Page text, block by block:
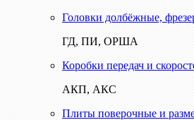
Головки долбёжные,
ГД, ПИ, ОРША
Коробки передач и
АКП, АКС
Плиты поверочные и